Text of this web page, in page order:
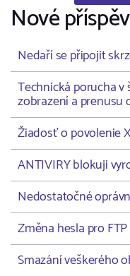
Nové
Nedaří se připojit
Technická porucha
zobrazení a prenusu
Žiadosť o povolenie
ANTIVIRY blokuji
Nedostatočné
Změna hesla pro FTP
Smazání veškerého